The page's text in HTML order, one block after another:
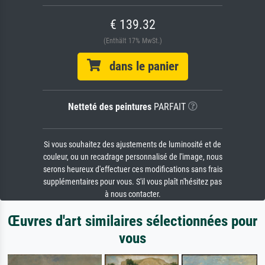
€ 139.32
(Enthält 17% MwSt.)
dans le panier
Netteté des peinturesPARFAIT
Si vous souhaitez des ajustements de luminosité et de
couleur, ou un recadrage personnalisé de l'image, nous
serons heureux d'effectuer ces modifications sans frais
supplémentaires pour vous. S'il vous plaît n'hésitez pas
à nous contacter.
Œuvres d'art similaires sélectionnées pour
vous